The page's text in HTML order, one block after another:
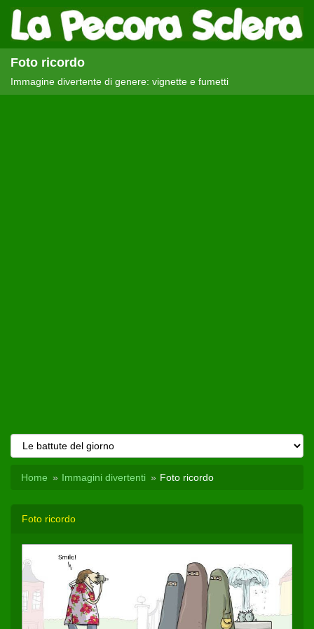
Foto ricordo
Immagine divertente di genere: vignette e fumetti
Home Immagini divertenti Foto ricordo
Foto ricordo